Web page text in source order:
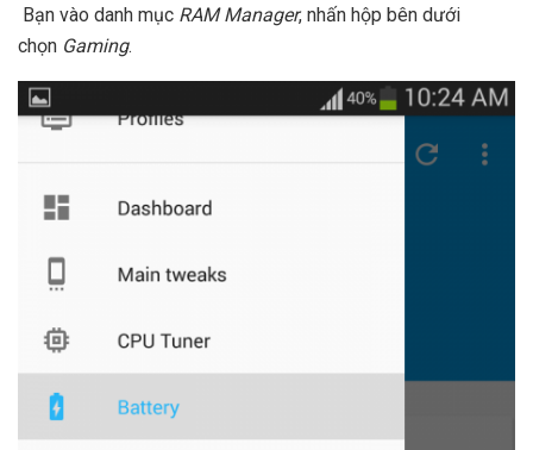
Bạn vào danh mục RAM Manager, nhấn hộp bên dưới
chọn Gaming.